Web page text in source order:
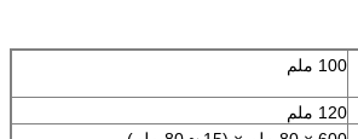
100 ملم
120 ملم